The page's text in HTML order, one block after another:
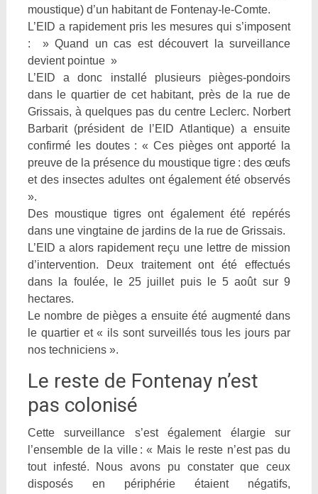
moustique) d’un habitant de Fontenay-le-Comte.
L’EID a rapidement pris les mesures qui s’imposent
: » Quand un cas est découvert la surveillance
devient pointue »
L’EID a donc installé plusieurs pièges-pondoirs
dans le quartier de cet habitant, près de la rue de
Grissais, à quelques pas du centre Leclerc. Norbert
Barbarit (président de l’EID Atlantique) a ensuite
confirmé les doutes : « Ces pièges ont apporté la
preuve de la présence du moustique tigre : des œufs
et des insectes adultes ont également été observés
».
Des moustique tigres ont également été repérés
dans une vingtaine de jardins de la rue de Grissais.
L’EID a alors rapidement reçu une lettre de mission
d’intervention. Deux traitement ont été effectués
dans la foulée, le 25 juillet puis le 5 août sur 9
hectares.
Le nombre de pièges a ensuite été augmenté dans
le quartier et « ils sont surveillés tous les jours par
nos techniciens ».
Le reste de Fontenay n’est
pas colonisé
Cette surveillance s’est également élargie sur
l’ensemble de la ville : « Mais le reste n’est pas du
tout infesté. Nous avons pu constater que ceux
disposés en périphérie étaient négatifs,